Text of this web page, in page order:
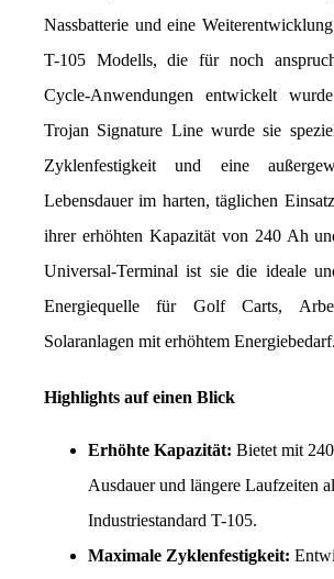
Nassbatterie und eine
T-105 Modells, die für noch
Cycle-Anwendungen entwickelt
Trojan Signature Line wurde sie
Zyklenfestigkeit und eine
Lebensdauer im harten, täglichen
ihrer erhöhten Kapazität von 240 Ah
Universal-Terminal ist sie die ideale
Energiequelle für Golf Carts,
Solaranlagen mit erhöhtem Energiebedarf.
Highlights auf einen Blick
Erhöhte Kapazität: Bietet mit
Ausdauer und längere Laufzeiten
Industriestandard T-105.
Maximale Zyklenfestigkeit: